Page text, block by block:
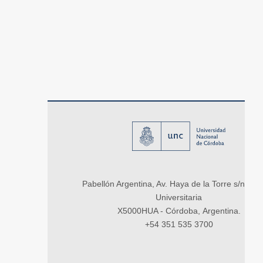
Pabellón Argentina, Av. Haya de la Torre s/n,
Universitaria
X5000HUA - Córdoba, Argentina.
+54 351 535 3700